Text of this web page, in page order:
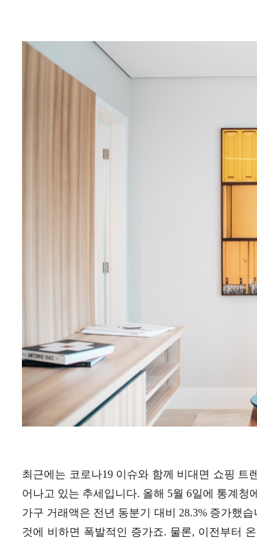
최근에는 코로나19 이슈와 함께 비대면 쇼핑 트
어나고 있는 추세입니다. 올해 5월 6일에 통계청
가구 거래액은 전년 동분기 대비 28.3% 증가했
것에 비하면 폭발적인 증가죠. 물론, 이전부터